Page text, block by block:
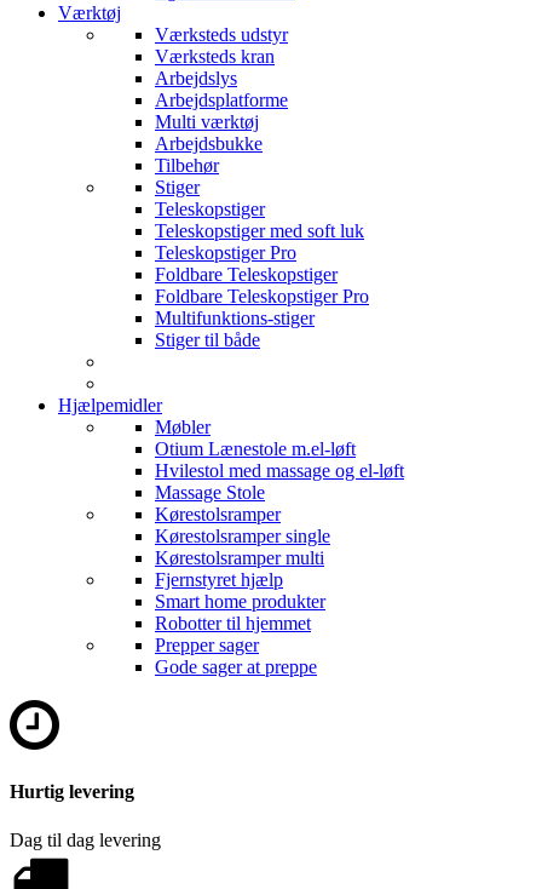
Værktøj
Værksteds udstyr
Værksteds kran
Arbejdslys
Arbejdsplatforme
Multi værktøj
Arbejdsbukke
Tilbehør
Stiger
Teleskopstiger
Teleskopstiger med soft luk
Teleskopstiger Pro
Foldbare Teleskopstiger
Foldbare Teleskopstiger Pro
Multifunktions-stiger
Stiger til både
Hjælpemidler
Møbler
Otium Lænestole m.el-løft
Hvilestol med massage og el-løft
Massage Stole
Kørestolsramper
Kørestolsramper single
Kørestolsramper multi
Fjernstyret hjælp
Smart home produkter
Robotter til hjemmet
Prepper sager
Gode sager at preppe
Hurtig levering
Dag til dag levering